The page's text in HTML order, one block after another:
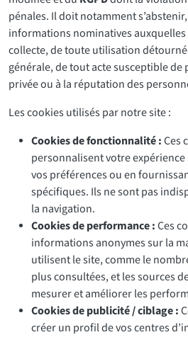
pénales. Il doit notamment s’abstenir,
informations nominatives auxquelles
collecte, de toute utilisation
générale, de tout acte susceptible de
privée ou à la réputation des
Les cookies utilisés par notre site :
Cookies de fonctionnalité :Ces
personnalisent votre
vos préférences ou en
spécifiques. Ils ne sont pas
la navigation.
Cookies de performance :Ces
informations anonymes sur la
utilisent le site, comme le
plus consultées, et les sources
mesurer et améliorer les
Cookies de publicité / ciblage :
créer un profil de vos centres